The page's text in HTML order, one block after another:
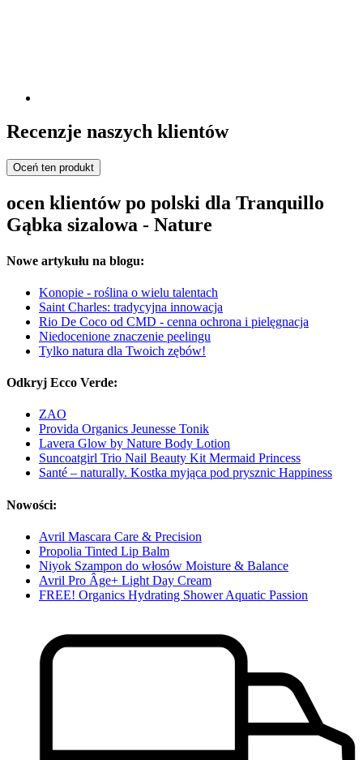
Recenzje naszych klientów
Oceń ten produkt
ocen klientów po polski dla Tranquillo
Gąbka sizalowa - Nature
Nowe artykułu na blogu:
Konopie - roślina o wielu talentach
Saint Charles: tradycyjna innowacja
Rio De Coco od CMD - cenna ochrona i pielęgnacja
Niedocenione znaczenie peelingu
Tylko natura dla Twoich zębów!
Odkryj Ecco Verde:
ZAO
Provida Organics Jeunesse Tonik
Lavera Glow by Nature Body Lotion
Suncoatgirl Trio Nail Beauty Kit Mermaid Princess
Santé – naturally. Kostka myjąca pod prysznic Happiness
Nowości:
Avril Mascara Care & Precision
Propolia Tinted Lip Balm
Niyok Szampon do włosów Moisture & Balance
Avril Pro Âge+ Light Day Cream
FREE! Organics Hydrating Shower Aquatic Passion